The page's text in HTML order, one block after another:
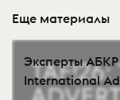
Еще материалы
Эксперты
International